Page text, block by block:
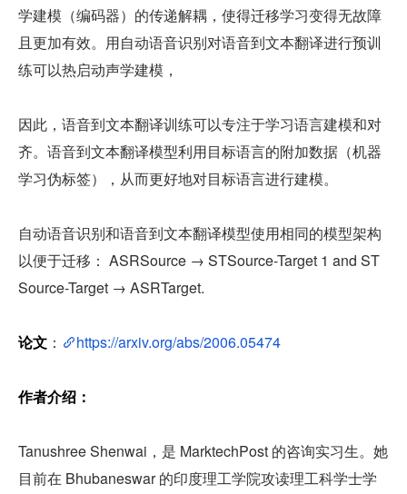
学建模（编码器）的传递解耦，使得迁移学习变得无故障
且更加有效。用自动语音识别对语音到文本翻译进行预训
练可以热启动声学建模，
因此，语音到文本翻译训练可以专注于学习语言建模和对
齐。语音到文本翻译模型利用目标语言的附加数据（机器
学习伪标签），从而更好地对目标语言进行建模。
自动语音识别和语音到文本翻译模型使用相同的模型架构
以便于迁移： ASRSource → STSource-Target 1 and ST
Source-Target → ASRTarget.
论文 ： https://arxiv.org/abs/2006.05474
作者介绍：
Tanushree Shenwai，是 MarktechPost 的咨询实习生。她
目前在 Bhubaneswar 的印度理工学院攻读理工科学士学